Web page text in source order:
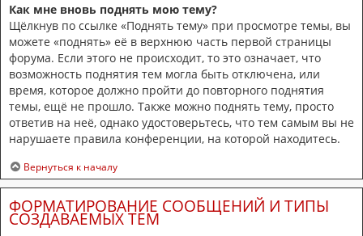
Как мне вновь поднять мою тему?
Щёлкнув по ссылке «Поднять тему» при просмотре темы, вы
можете «поднять» её в верхнюю часть первой страницы
форума. Если этого не происходит, то это означает, что
возможность поднятия тем могла быть отключена, или
время, которое должно пройти до повторного поднятия
темы, ещё не прошло. Также можно поднять тему, просто
ответив на неё, однако удостоверьтесь, что тем самым вы не
нарушаете правила конференции, на которой находитесь.
Вернуться к началу
ФОРМАТИРОВАНИЕ СООБЩЕНИЙ И ТИПЫ
СОЗДАВАЕМЫХ ТЕМ